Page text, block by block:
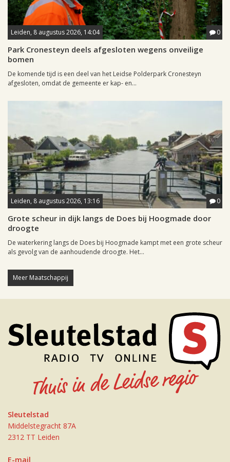
Leiden, 8 augustus 2026, 14:04 0
Park Cronesteyn deels afgesloten wegens onveilige
bomen
De komende tijd is een deel van het Leidse Polderpark Cronesteyn
afgesloten, omdat de gemeente er kap- en...
Leiden, 8 augustus 2026, 13:16 0
Grote scheur in dijk langs de Does bij Hoogmade door
droogte
De waterkering langs de Does bij Hoogmade kampt met een grote scheur
als gevolg van de aanhoudende droogte. Het...
Meer Maatschappij
Sleutelstad
Middelstegracht 87A
2312 TT Leiden
E-mail